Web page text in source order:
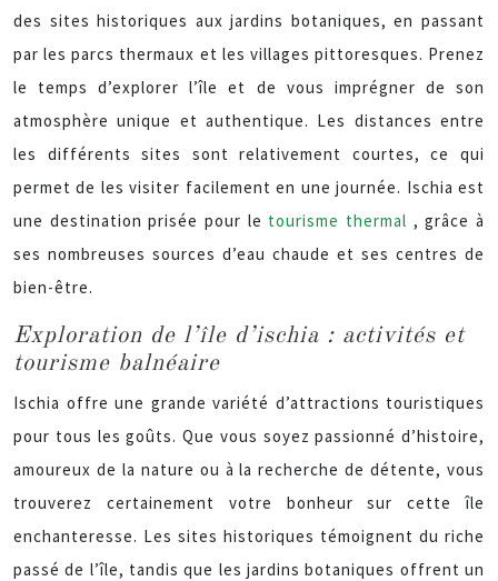
des sites historiques aux jardins botaniques, en passant
par les parcs thermaux et les villages pittoresques. Prenez
le temps d’explorer l’île et de vous imprégner de son
atmosphère unique et authentique. Les distances entre
les différents sites sont relativement courtes, ce qui
permet de les visiter facilement en une journée. Ischia est
une destination prisée pour le tourisme thermal , grâce à
ses nombreuses sources d’eau chaude et ses centres de
bien-être.
Exploration de l’île d’ischia : activités et
tourisme balnéaire
Ischia offre une grande variété d’attractions touristiques
pour tous les goûts. Que vous soyez passionné d’histoire,
amoureux de la nature ou à la recherche de détente, vous
trouverez certainement votre bonheur sur cette île
enchanteresse. Les sites historiques témoignent du riche
passé de l’île, tandis que les jardins botaniques offrent un